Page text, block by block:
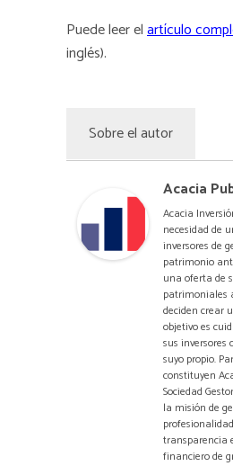
Puede leer elartículo
inglés).
Sobre el autor
Acacia
Acacia
necesidad de
inversores de
patrimonio
una oferta de
patrimoniales
deciden crear
objetivo es
sus inversores
suyo propio.
constituyen
Sociedad
la misión de
transparencia
financiero de